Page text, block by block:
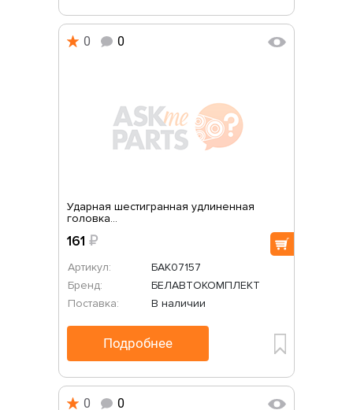
0 0
Ударная шестигранная удлиненная
головка...
161 ₽
Артикул:
БАК07157
Бренд:
БЕЛАВТОКОМПЛЕКТ
Поставка:
В наличии
Подробнее
0 0